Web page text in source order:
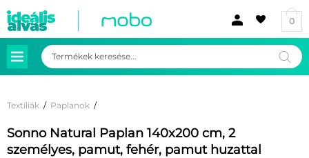
0
Products
search
Textíliák / Paplanok /
Sonno Natural Paplan 140x200 cm, 2
személyes, pamut, fehér, pamut huzattal